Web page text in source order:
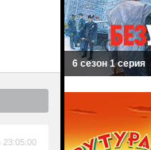
23:05:00
6 сезон 1 серия